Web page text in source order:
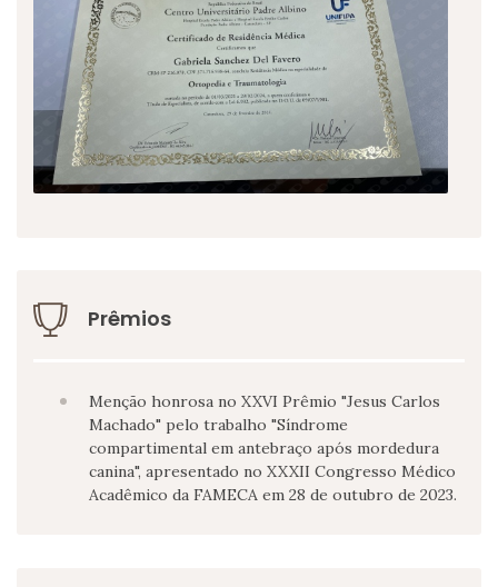
Prêmios
Menção honrosa no XXVI Prêmio "Jesus Carlos
Machado" pelo trabalho "Síndrome
compartimental em antebraço após mordedura
canina", apresentado no XXXII Congresso Médico
Acadêmico da FAMECA em 28 de outubro de 2023.